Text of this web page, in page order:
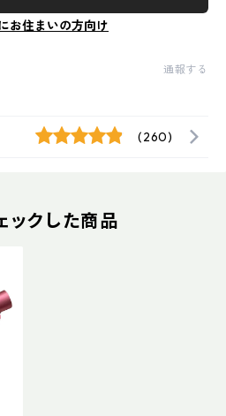
お住まいの方向け
通報する
(260)
ックした商品